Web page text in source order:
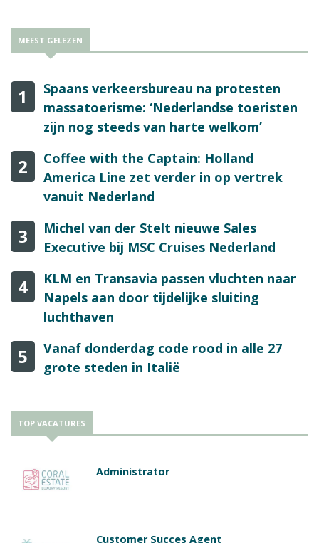
MEEST GELEZEN
1
Spaans verkeersbureau na protesten
massatoerisme: ‘Nederlandse toeristen
zijn nog steeds van harte welkom’
2
Coffee with the Captain: Holland
America Line zet verder in op vertrek
vanuit Nederland
3
Michel van der Stelt nieuwe Sales
Executive bij MSC Cruises Nederland
4
KLM en Transavia passen vluchten naar
Napels aan door tijdelijke sluiting
luchthaven
5
Vanaf donderdag code rood in alle 27
grote steden in Italië
TOP VACATURES
Administrator
Customer Succes Agent